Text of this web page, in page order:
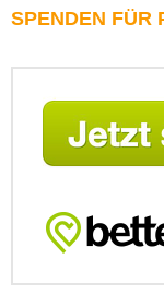
SPENDEN FÜR